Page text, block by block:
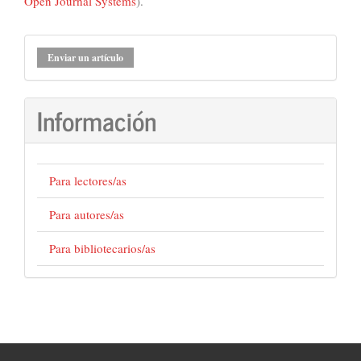
Enviar
un
artículo
Enviar un artículo
Información
Para lectores/as
Para autores/as
Para bibliotecarios/as